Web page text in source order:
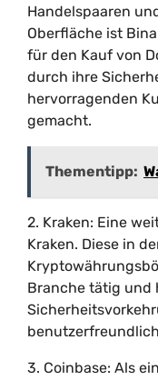
Handelspaaren
Oberfläche ist
für den Kauf von
durch ihre
hervorragenden
gemacht.
Thementipp:
2. Kraken: Eine
Kraken. Diese in
Branche tätig und
3. Coinbase: Als